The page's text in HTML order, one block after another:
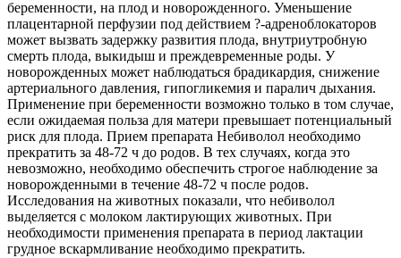
беременности, на плод и новорожденного. Уменьшение
плацентарной перфузии под действием ?-адреноблокаторов
может вызвать задержку развития плода, внутриутробную
смерть плода, выкидыш и преждевременные роды. У
новорожденных может наблюдаться брадикардия, снижение
артериального давления, гипогликемия и паралич дыхания.
Применение при беременности возможно только в том случае,
если ожидаемая польза для матери превышает потенциальный
риск для плода. Прием препарата Небиволол необходимо
прекратить за 48-72 ч до родов. В тех случаях, когда это
невозможно, необходимо обеспечить строгое наблюдение за
новорожденными в течение 48-72 ч после родов.
Исследования на животных показали, что небиволол
выделяется с молоком лактирующих животных. При
необходимости применения препарата в период лактации
грудное вскармливание необходимо прекратить.